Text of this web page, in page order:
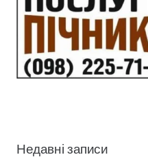
Недавні записи